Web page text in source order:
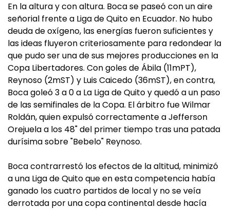
En la altura y con altura. Boca se paseó con un aire
señorial frente a Liga de Quito en Ecuador. No hubo
deuda de oxígeno, las energías fueron suficientes y
las ideas fluyeron criteriosamente para redondear la
que pudo ser una de sus mejores producciones en la
Copa Libertadores. Con goles de Ábila (11mPT),
Reynoso (2mST) y Luis Caicedo (36mST), en contra,
Boca goleó 3 a 0 a La Liga de Quito y quedó a un paso
de las semifinales de la Copa. El árbitro fue Wilmar
Roldán, quien expulsó correctamente a Jefferson
Orejuela a los 48" del primer tiempo tras una patada
durísima sobre "Bebelo" Reynoso.
Boca contrarrestó los efectos de la altitud, minimizó
a una Liga de Quito que en esta competencia había
ganado los cuatro partidos de local y no se veía
derrotada por una copa continental desde hacía